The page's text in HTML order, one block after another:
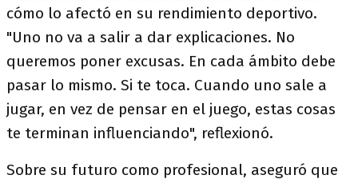
cómo lo afectó en su rendimiento deportivo.
"Uno no va a salir a dar explicaciones. No
queremos poner excusas. En cada ámbito debe
pasar lo mismo. Si te toca. Cuando uno sale a
jugar, en vez de pensar en el juego, estas cosas
te terminan influenciando", reflexionó.
Sobre su futuro como profesional, aseguró que